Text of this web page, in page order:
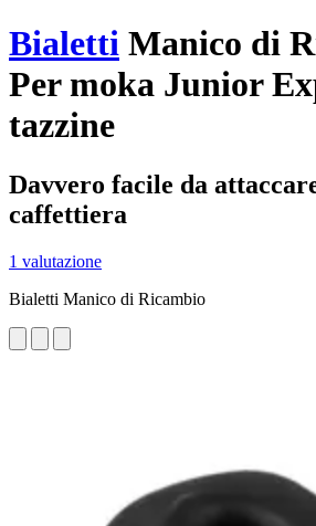
Bialetti Manico di
Per moka Junior
tazzine
Davvero facile da
caffettiera
1 valutazione
Bialetti Manico di Ricambio